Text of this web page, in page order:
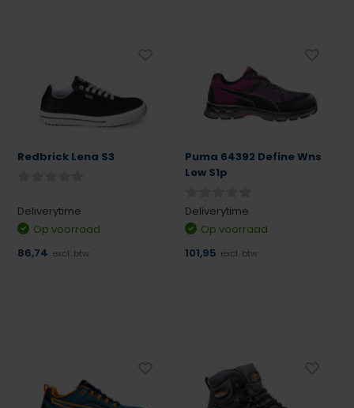
Redbrick Lena S3
Deliverytime
Op voorraad
86,74 excl. btw
Puma 64392 Define Wns
Low S1p
Deliverytime
Op voorraad
101,95 excl. btw